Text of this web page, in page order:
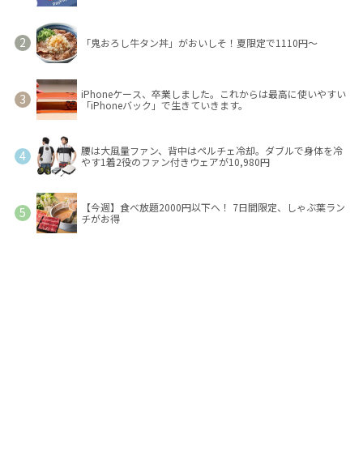
「鬼おろし牛タン丼」がおいしそ！夏限定で1110円～
iPhoneケース、卒業しました。これからは最高に使いやすい
「iPhoneバック」で生きていきます。
腰は大風量ファン、背中はペルチェ冷却。ダブルで身体を冷
やす1着2役のファン付きウェアが10,980円
【今週】食べ放題2000円以下へ！ 7日間限定、しゃぶ葉ラン
チがお得